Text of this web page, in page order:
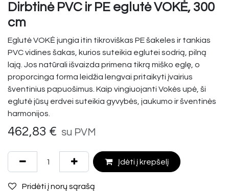
Dirbtinė PVC ir PE eglutė VOKĖ, 300
cm
Eglutė VOKĖ jungia itin tikroviškas PE šakeles ir tankias
PVC vidines šakas, kurios suteikia eglutei sodrią, pilną
lają. Jos natūrali išvaizda primena tikrą miško eglę, o
proporcinga forma leidžia lengvai pritaikyti įvairius
šventinius papuošimus. Kaip vingiuojanti Vokės upė, ši
eglutė jūsų erdvei suteikia gyvybės, jaukumo ir šventinės
harmonijos.
462,83 € su PVM
Įdėti į krepšelį
Pridėti į norų sąrašą